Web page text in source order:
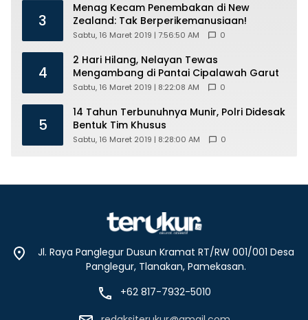
3
Menag Kecam Penembakan di New
Zealand: Tak Berperikemanusiaan!
Sabtu, 16 Maret 2019 | 7:56:50 AM 0
4
2 Hari Hilang, Nelayan Tewas
Mengambang di Pantai Cipalawah Garut
Sabtu, 16 Maret 2019 | 8:22:08 AM 0
5
14 Tahun Terbunuhnya Munir, Polri Didesak
Bentuk Tim Khusus
Sabtu, 16 Maret 2019 | 8:28:00 AM 0
Jl. Raya Panglegur Dusun Kramat RT/RW 001/001 Desa
Panglegur, Tlanakan, Pamekasan.
+62 817-7932-5010